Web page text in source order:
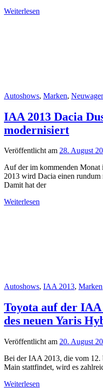
Weiterlesen
Autoshows, Marken,
IAA 2013 Dacia
modernisiert
Veröffentlicht am 28. August
Auf der im kommenden
2013 wird Dacia einen rundum
Damit hat der
Weiterlesen
Autoshows, IAA 2013, Marken
Toyota auf der
des neuen Yaris
Veröffentlicht am 20. August
Bei der IAA 2013, die vom 12.
Main stattfindet, wird es
Weiterlesen